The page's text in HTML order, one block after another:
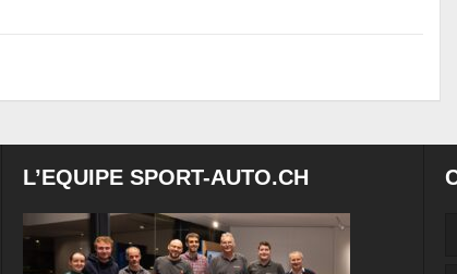
L’EQUIPE SPORT-AUTO.CH